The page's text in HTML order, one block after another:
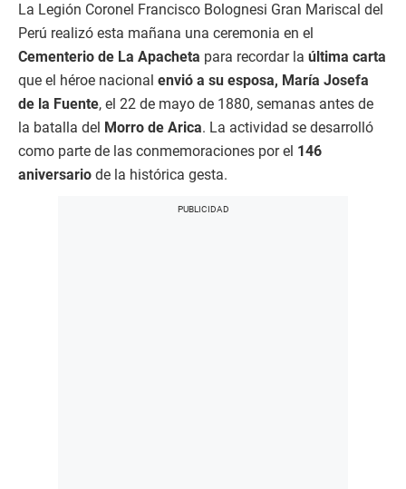
La Legión Coronel Francisco Bolognesi Gran Mariscal del
Perú realizó esta mañana una ceremonia en el
Cementerio de La Apacheta para recordar la última carta
que el héroe nacional envió a su esposa, María Josefa
de la Fuente, el 22 de mayo de 1880, semanas antes de
la batalla del Morro de Arica. La actividad se desarrolló
como parte de las conmemoraciones por el 146
aniversario de la histórica gesta.